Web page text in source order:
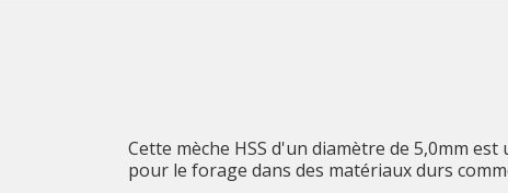
Cette mèche HSS d'un diamètre de 5,0mm
pour le forage dans des matériaux durs